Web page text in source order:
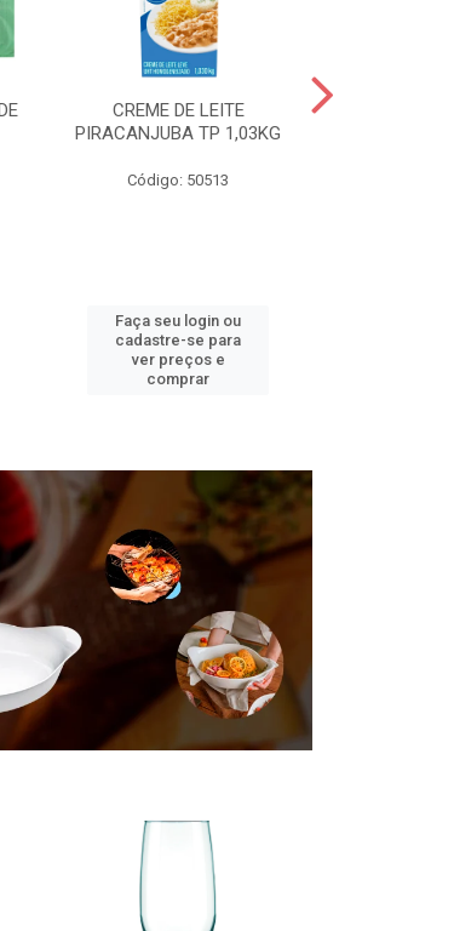
CREME DE LEITE
PIRACANJUBA TP 1,03KG
Código: 50513
Faça seu login ou
cadastre-se para
ver preços e
comprar